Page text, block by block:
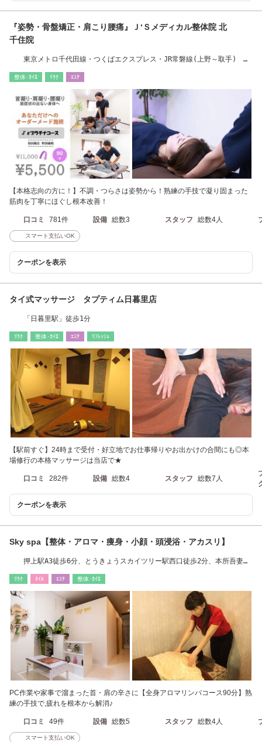
『姿勢・骨盤矯正・肩こり腰痛』Ｊ‘Ｓメディカル整体院 北
千住院
東京メトロ千代田線・つくばエクスプレス・JR常磐線(上野～取手) 北
整体･ｶｲﾛ ﾘﾗｸ ｴｽﾃ
【本格志向の方に！】不調・つらさは姿勢から！熟練の手技で凝り固まった
筋肉を丁寧にほぐし根本改善！
口コミ 781件 設備 総数3 スタッフ 総数4人
スマート支払いOK
クーポンを表示
タイ式マッサージ タプティム日暮里店
「日暮里駅」徒歩1分
ﾘﾗｸ 整体･ｶｲﾛ ｴｽﾃ ﾘﾌﾚｯｼｭ
【駅前すぐ】24時まで受付・好立地でお仕事帰りやお出かけの合間にも◎本
場修行の本格マッサージは当店で★
口コミ 282件 設備 総数4 スタッフ 総数7人
クーポンを表示
Sky spa【整体・アロマ・痩身・小顔・頭浸浴・アカスリ】
押上駅A3徒歩6分、とうきょうスカイツリー駅西口徒歩2分、本所吾妻橋
ﾘﾗｸ ﾈｲﾙ ｴｽﾃ 整体･ｶｲﾛ
PC作業や家事で溜まった首・肩の辛さに【全身アロマリンパコース90分】熟
練の手技で,疲れを根本から解消♪
口コミ 49件 設備 総数5 スタッフ 総数4人
スマート支払いOK